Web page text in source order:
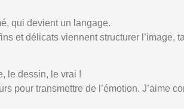
qui devient un langage.
et délicats viennent structurer l’image,
le dessin, le vrai !
pour transmettre de l’émotion. J’aime